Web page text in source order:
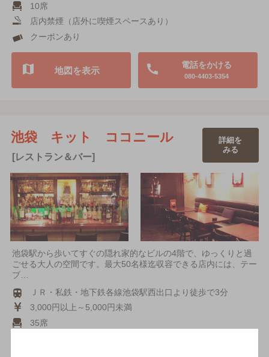
10席
店内禁煙（店外に喫煙スペースあり）
クーポンあり
電話をかける
080-4403-5354
地図を表示
池袋 キット ココニール
[レストラン＆バー]
詳細を
みる
池袋駅から歩いてすぐの隠れ家的なビルの4階で、ゆっくりと過
ごせる大人の空間です。最大50名様迄収容できる店内には、テー
ブ…
ＪＲ・私鉄・地下鉄各線池袋駅西出口より徒歩で3分
3,000円以上～5,000円未満
35席